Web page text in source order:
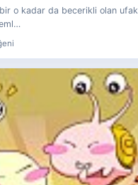
o kadar da becerikli olan ufak